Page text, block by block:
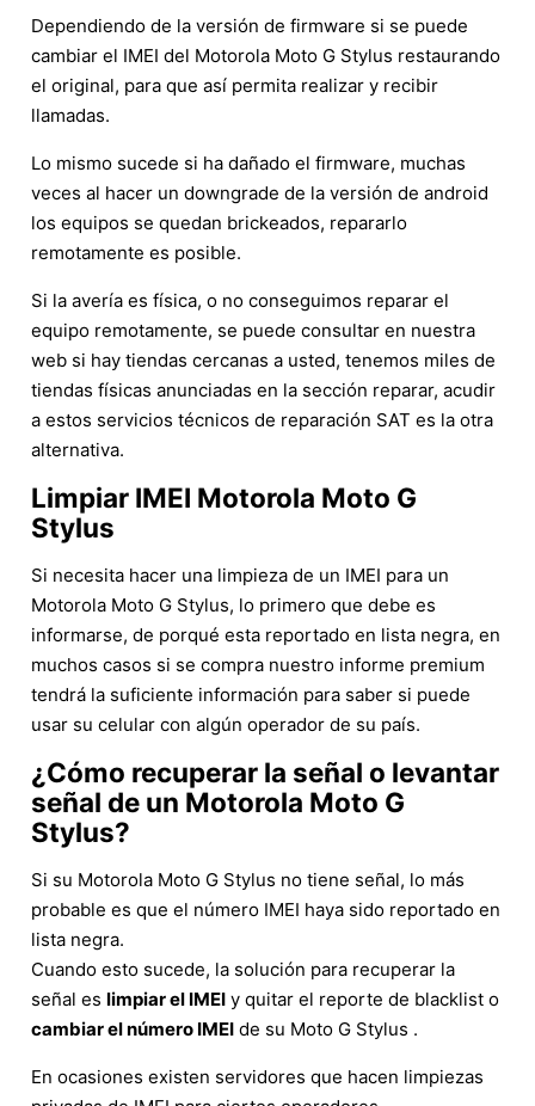
Dependiendo de la versión de firmware si se puede
cambiar el IMEI del Motorola Moto G Stylus restaurando
el original, para que así permita realizar y recibir
llamadas.
Lo mismo sucede si ha dañado el firmware, muchas
veces al hacer un downgrade de la versión de android
los equipos se quedan brickeados, repararlo
remotamente es posible.
Si la avería es física, o no conseguimos reparar el
equipo remotamente, se puede consultar en nuestra
web si hay tiendas cercanas a usted, tenemos miles de
tiendas físicas anunciadas en la sección reparar, acudir
a estos servicios técnicos de reparación SAT es la otra
alternativa.
Limpiar IMEI Motorola Moto G
Stylus
Si necesita hacer una limpieza de un IMEI para un
Motorola Moto G Stylus, lo primero que debe es
informarse, de porqué esta reportado en lista negra, en
muchos casos si se compra nuestro informe premium
tendrá la suficiente información para saber si puede
usar su celular con algún operador de su país.
¿Cómo recuperar la señal o levantar
señal de un Motorola Moto G
Stylus?
Si su Motorola Moto G Stylus no tiene señal, lo más
probable es que el número IMEI haya sido reportado en
lista negra.
Cuando esto sucede, la solución para recuperar la
señal es limpiar el IMEI y quitar el reporte de blacklist o
cambiar el número IMEI de su Moto G Stylus .
En ocasiones existen servidores que hacen limpiezas